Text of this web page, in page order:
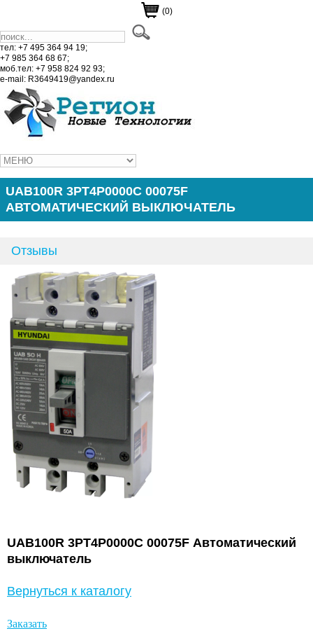
(0)
тел: +7 495 364 94 19;
+7 985 364 68 67;
моб.тел: +7 958 824 92 93;
e-mail: R3649419@yandex.ru
UAB100R 3PT4P0000C 00075F
АВТОМАТИЧЕСКИЙ ВЫКЛЮЧАТЕЛЬ
Отзывы
UAB100R 3PT4P0000C 00075F Автоматический
выключатель
Вернуться к каталогу
Заказать